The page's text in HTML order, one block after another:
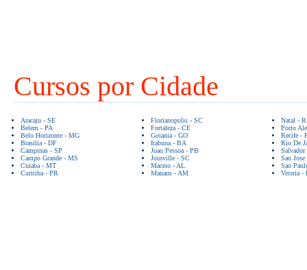
Cursos por Cidade
Aracaju - SE
Belem - PA
Belo Horizonte - MG
Brasilia - DF
Campinas - SP
Campo Grande - MS
Cuiaba - MT
Curitiba - PR
Florianopolis - SC
Fortaleza - CE
Goiania - GO
Itabuna - BA
Joao Pessoa - PB
Joinville - SC
Maceio - AL
Manaus - AM
Natal -
Porto
Recife -
Rio De
Sao
Sao
Vitoria -